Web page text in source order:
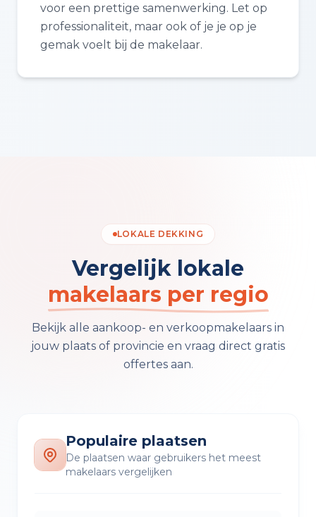
voor een prettige samenwerking. Let op
professionaliteit, maar ook of je je op je
gemak voelt bij de makelaar.
LOKALE DEKKING
Vergelijk lokale
makelaars per regio
Bekijk alle aankoop- en verkoopmakelaars in
jouw plaats of provincie en vraag direct gratis
offertes aan.
Populaire plaatsen
De plaatsen waar gebruikers het meest
makelaars vergelijken